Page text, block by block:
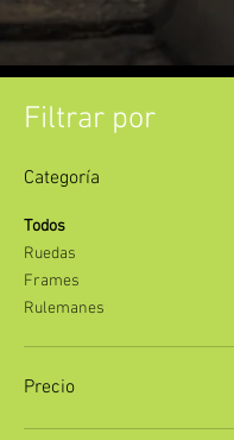
Filtrar por
Categoría
Todos
Ruedas
Frames
Rulemanes
Precio